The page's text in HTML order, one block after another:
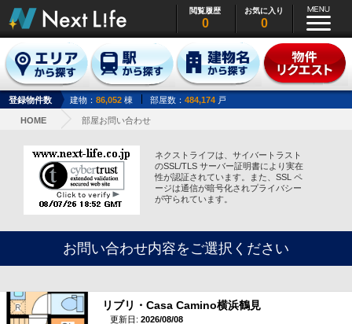
閲覧履歴
0
お気に入り
0
登録物件数 建物： 86,052 棟 部屋数： 484,174 戸
HOME 部屋お問い合わせ
ネクストライフは、サイバートラスト
のSSL/TLS サーバー証明書により実在
性が認証されています。また、SSL ペ
ージは通信が暗号化されプライバシー
が守られています。
お問い合わせ内容をご選択ください
リブリ・Casa Camino横浜鶴見
更新日: 2026/08/08